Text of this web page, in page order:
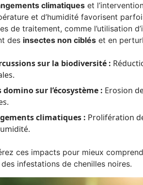
climatiques et
et d’humidité favorisent
de traitement, comme l’utilisation
des insectes non ciblés et en
sur la biodiversité :
domino sur l’écosystème : Erosion
climatiques : Prolifération
ces impacts pour mieux
infestations de chenilles noires.